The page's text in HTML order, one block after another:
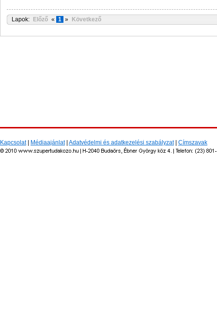
Lapok: Előző « 1 » Következő
Kapcsolat| Médiaajánlat| Adatvédelmi és adatkezelési szabályzat| Címszavak